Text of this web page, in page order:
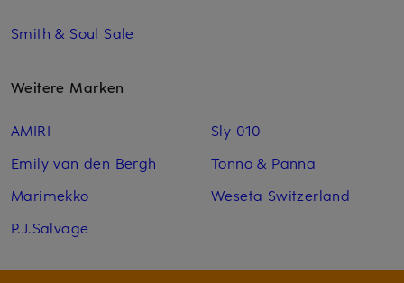
Smith & Soul Sale
Weitere Marken
AMIRI
Emily van den Bergh
Marimekko
P.J.Salvage
Sly 010
Tonno & Panna
Weseta Switzerland